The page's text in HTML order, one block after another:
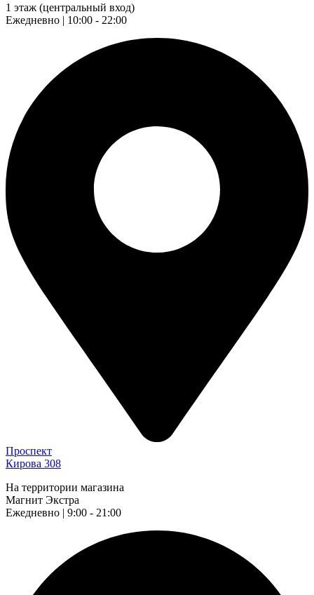
1 этаж (центральный вход)
Ежедневно | 10:00 - 22:00
Проспект
Кирова 308
На территории магазина
Магнит Экстра
Ежедневно | 9:00 - 21:00